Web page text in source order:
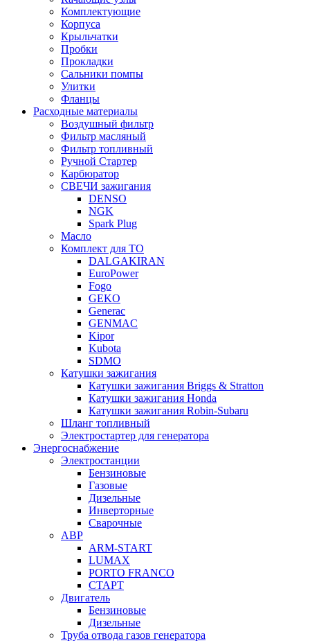
Комплектующие
Корпуса
Крыльчатки
Пробки
Прокладки
Сальники помпы
Улитки
Фланцы
Расходные материалы
Воздушный фильтр
Фильтр масляный
Фильтр топливный
Ручной Стартер
Карбюратор
СВЕЧИ зажигания
DENSO
NGK
Spark Plug
Масло
Комплект для ТО
DALGAKIRAN
EuroPower
Fogo
GEKO
Generac
GENMAC
Kipor
Kubota
SDMO
Катушки зажигания
Катушки зажигания Briggs & Stratton
Катушки зажигания Honda
Катушки зажигания Robin-Subaru
Шланг топливный
Электростартер для генератора
Энергоснабжение
Электростанции
Бензиновые
Газовые
Дизельные
Инверторные
Сварочные
АВР
ARM-START
LUMAX
PORTO FRANCO
СТАРТ
Двигатель
Бензиновые
Дизельные
Труба отвода газов генератора